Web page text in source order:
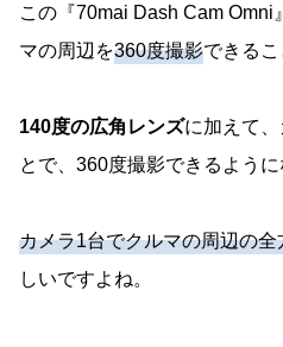
この『70mai Dash Cam
マの周辺を360度撮影できるこ
140度の広角レンズに加えて
とで、360度撮影できるように
カメラ1台でクルマの周辺の
しいですよね。